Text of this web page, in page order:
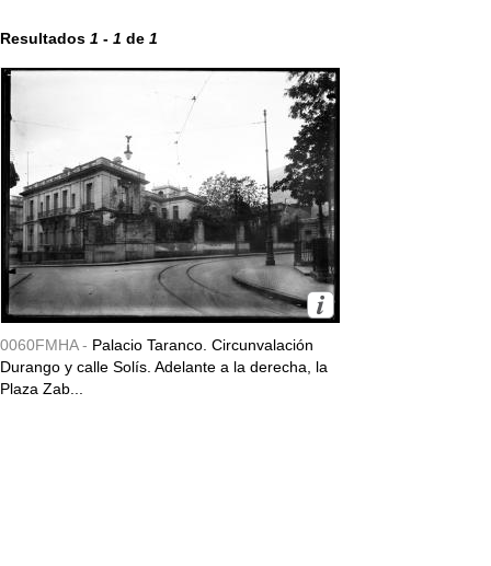
Resultados 1 - 1 de 1
0060FMHA - Palacio Taranco. Circunvalación
Durango y calle Solís. Adelante a la derecha, la
Plaza Zab...